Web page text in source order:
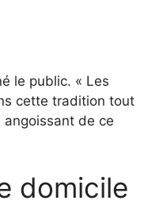
le public. « Les
cette tradition tout
angoissant de ce
domicile